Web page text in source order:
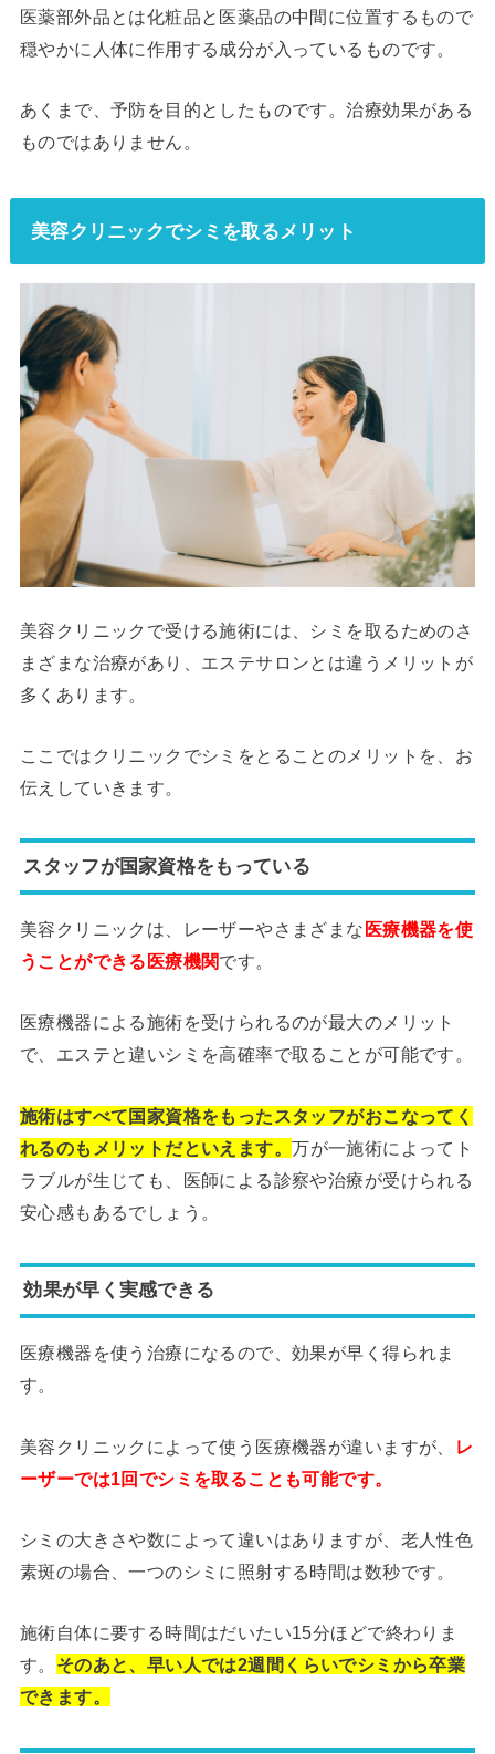
医薬部外品とは化粧品と医薬品の中間に位置するもので
穏やかに人体に作用する成分が入っているものです。
あくまで、予防を目的としたものです。治療効果がある
ものではありません。
美容クリニックでシミを取るメリット
美容クリニックで受ける施術には、シミを取るためのさ
まざまな治療があり、エステサロンとは違うメリットが
多くあります。
ここではクリニックでシミをとることのメリットを、お
伝えしていきます。
スタッフが国家資格をもっている
美容クリニックは、レーザーやさまざまな 医療機器を使
うことができる医療機関です。
医療機器による施術を受けられるのが最大のメリット
で、エステと違いシミを高確率で取ることが可能です。
施術はすべて国家資格をもったスタッフがおこなってく
れるのもメリットだといえます。万が一施術によってト
ラブルが生じても、医師による診察や治療が受けられる
安心感もあるでしょう。
効果が早く実感できる
医療機器を使う治療になるので、効果が早く得られま
す。
美容クリニックによって使う医療機器が違いますが、
レ
ーザーでは1回でシミを取ることも可能です。
シミの大きさや数によって違いはありますが、老人性色
素斑の場合、一つのシミに照射する時間は数秒です。
施術自体に要する時間はだいたい15分ほどで終わりま
す。 そのあと、早い人では2週間くらいでシミから卒業
できます。